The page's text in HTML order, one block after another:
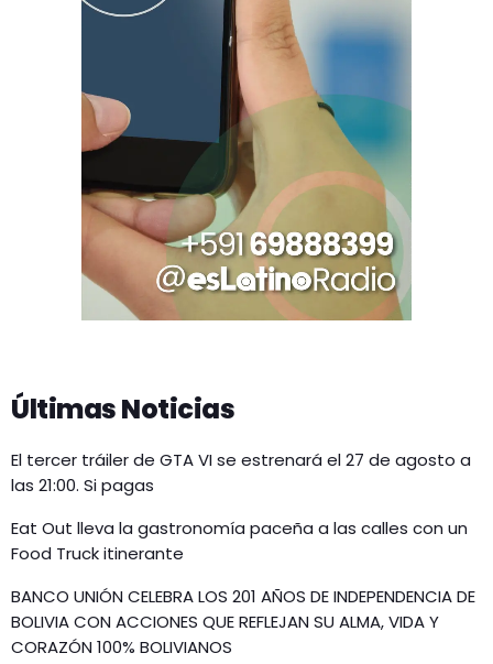
Últimas Noticias
El tercer tráiler de GTA VI se estrenará el 27 de agosto a
las 21:00. Si pagas
Eat Out lleva la gastronomía paceña a las calles con un
Food Truck itinerante
BANCO UNIÓN CELEBRA LOS 201 AÑOS DE INDEPENDENCIA DE
BOLIVIA CON ACCIONES QUE REFLEJAN SU ALMA, VIDA Y
CORAZÓN 100% BOLIVIANOS